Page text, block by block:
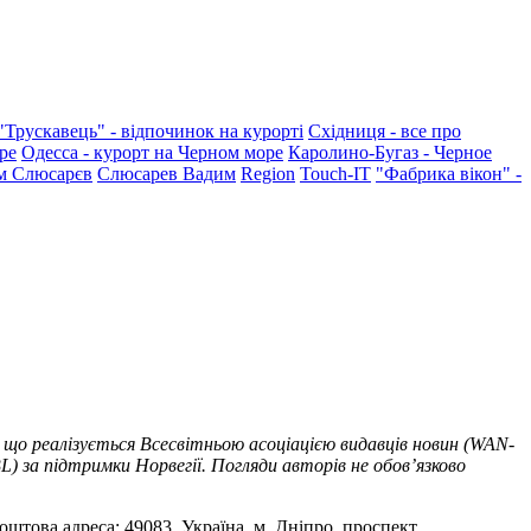
- відпочинок на курорті Східниця - все про
Одесса - курорт на Черном море Каролино-Бугаз - Черное
Слюсарєв Слюсарев Вадим Region Touch-IT "Фабрика вікон" -
Всесвітньою асоціацією видавців новин (WAN-
підтримки Норвегії. Погляди авторів не обов’язково